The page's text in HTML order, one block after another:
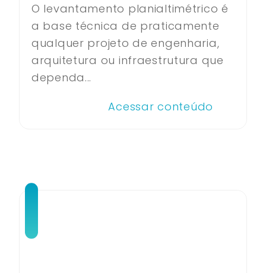
O levantamento planialtimétrico é
a base técnica de praticamente
qualquer projeto de engenharia,
arquitetura ou infraestrutura que
dependa...
Acessar conteúdo